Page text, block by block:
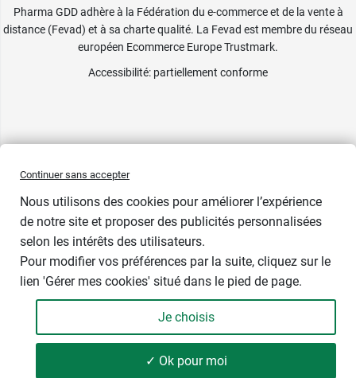
- +
Pharma GDD adhère à la Fédération du e-commerce et de la vente à
distance (Fevad) et à sa charte qualité. La Fevad est membre du réseau
européen Ecommerce Europe Trustmark.
Accessibilité: partiellement conforme
Continuer sans accepter
Nous utilisons des cookies pour améliorer l’expérience
de notre site et proposer des publicités personnalisées
selon les intérêts des utilisateurs.
Pour modifier vos préférences par la suite, cliquez sur le
lien 'Gérer mes cookies' situé dans le pied de page.
Je choisis
✓ Ok pour moi